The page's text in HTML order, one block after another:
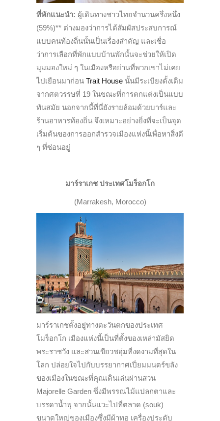
ที่พักแนะนำ: ผู้เดินทางชาวไทยจำนวนครึ่งหนึ่ง
(59%)** ต่างมองว่าการได้สัมผัสประสบการณ์
แบบคนท้องถิ่นนั้นเป็นเรื่องสำคัญ และเชื่อ
ว่าการเลือกที่พักแบบบ้านพักนั้นจะช่วยให้เปิด
มุมมองใหม่ ๆ ในเมืองหรือย่านที่พวกเขาไม่เคย
ไปเยือนมาก่อน Trait House นั้นมีระเบียงดั้งเดิม
จากศตวรรษที่ 19 ในขณะที่การตกแต่งเป็นแบบ
ทันสมัย นอกจากนี้ที่นี่ยังรายล้อมด้วยบาร์และ
ร้านอาหารท้องถิ่น จึงเหมาะอย่างยิ่งที่จะเป็นจุด
เริ่มต้นของการออกสำรวจเมืองแห่งนี้เพื่อหาสิ่งดี
ๆ ที่ซ่อนอยู่
มาร์ราเกช ประเทศโมร็อกโก
(Marrakesh, Morocco)
มาร์ราเกชตั้งอยู่ทางตะวันตกของประเทศ
โมร็อกโก เมืองแห่งนี้เป็นที่ตั้งของเหล่ามัสยิด
พระราชวัง และสวนเขียวชอุ่มที่งดงามที่สุดใน
โลก ปล่อยใจไปกับบรรยากาศเปี่ยมมนตร์ขลัง
ของเมืองในขณะที่คุณเดินเล่นผ่านสวน
Majorelle Garden ซึ่งมีพรรณไม้แปลกตาและ
บรรดาน้ำพุ จากนั้นแวะไปที่ตลาด (souk)
ขนาดใหญ่ของเมืองซึ่งมีผ้าทอ เครื่องประดับ